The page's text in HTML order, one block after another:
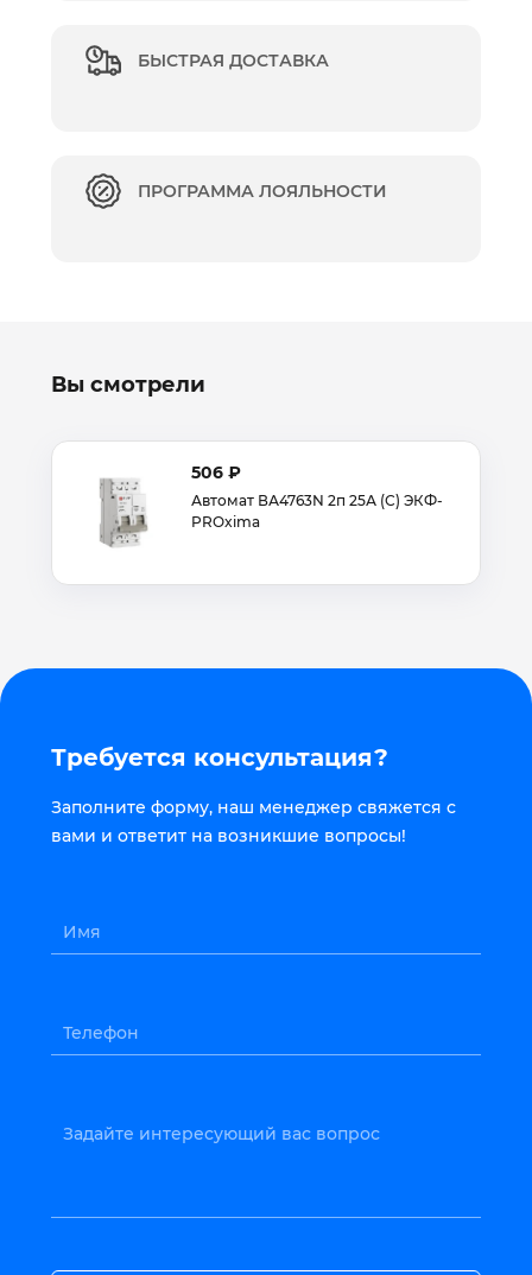
БЫСТРАЯ ДОСТАВКА
ПРОГРАММА ЛОЯЛЬНОСТИ
Вы смотрели
506 ₽
Автомат ВА4763N 2п 25А (С) ЭКФ-
PROxima
Требуется консультация?
Заполните форму, наш менеджер свяжется с
вами и ответит на возникшие вопросы!
Имя
Телефон
Задайте интересующий вас вопрос